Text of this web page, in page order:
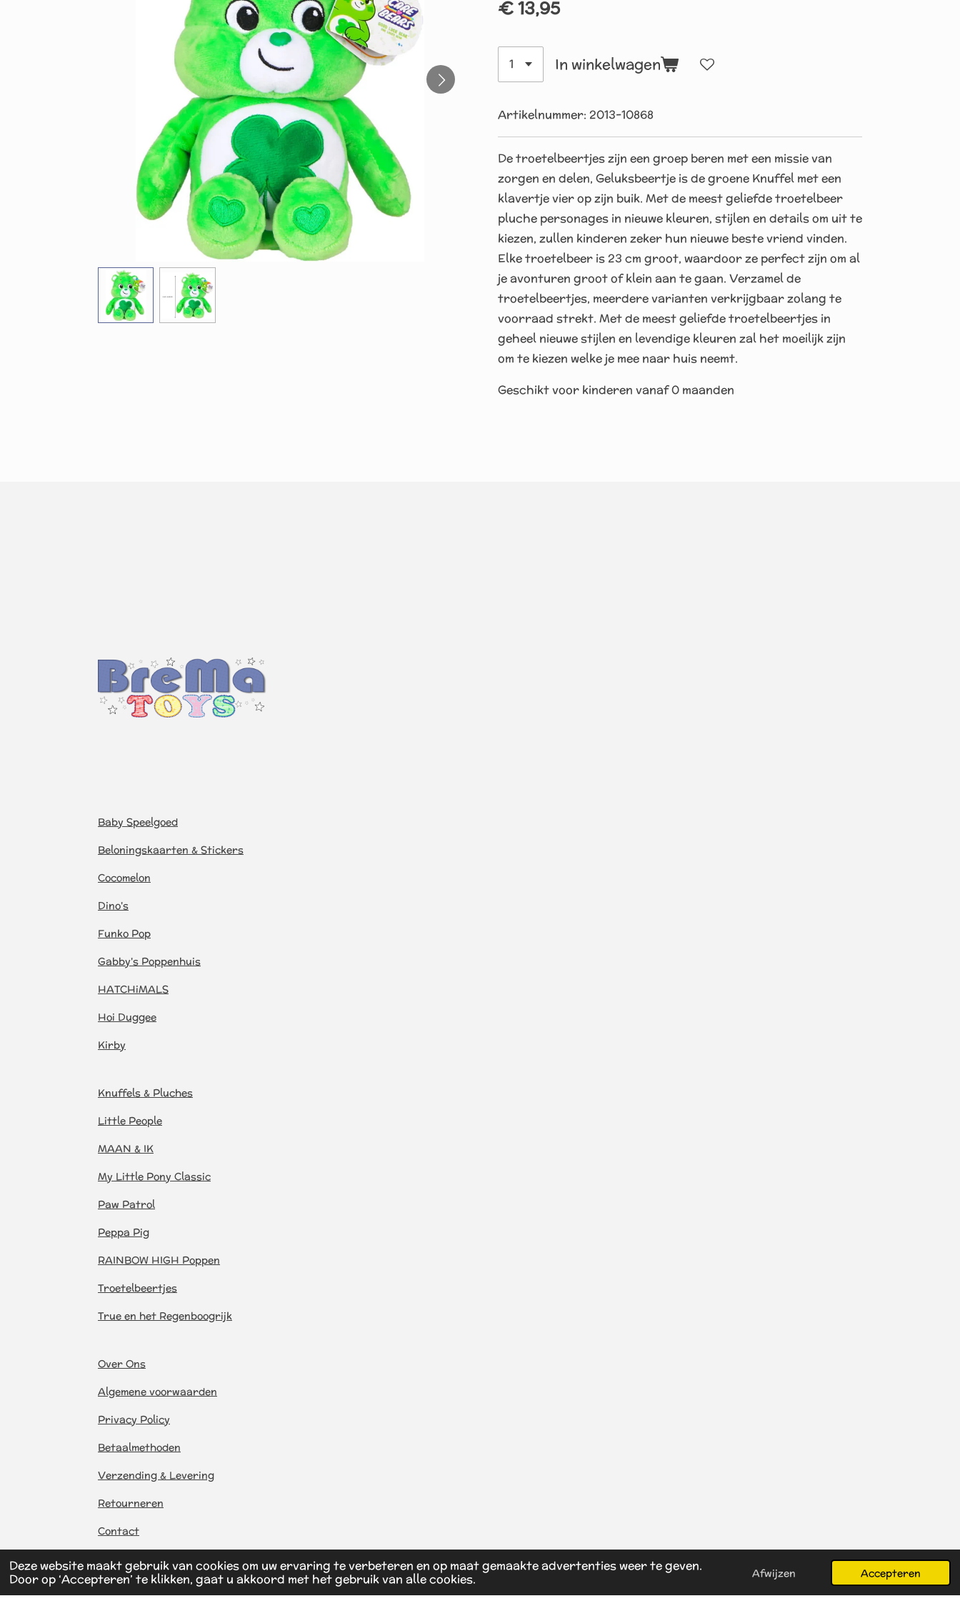
Deze website maakt gebruik van cookies om uw ervaring te verbeteren en op maat gemaakte advertenties weer te geven.
Door op ‘Accepteren’ te klikken, gaat u akkoord met het gebruik van alle cookies.
Afwijzen Accepteren
€ 13,95
In winkelwagen
Artikelnummer: 2013-10868
De troetelbeertjes zijn een groep beren met een missie van
zorgen en delen, Geluksbeertje is de groene Knuffel met een
klavertje vier op zijn buik. Met de meest geliefde troetelbeer
pluche personages in nieuwe kleuren, stijlen en details om uit te
kiezen, zullen kinderen zeker hun nieuwe beste vriend vinden.
Elke troetelbeer is 23 cm groot, waardoor ze perfect zijn om al
je avonturen groot of klein aan te gaan. Verzamel de
troetelbeertjes, meerdere varianten verkrijgbaar zolang te
voorraad strekt. Met de meest geliefde troetelbeertjes in
geheel nieuwe stijlen en levendige kleuren zal het moeilijk zijn
om te kiezen welke je mee naar huis neemt.
Geschikt voor kinderen vanaf 0 maanden
Baby Speelgoed
Beloningskaarten & Stickers
Cocomelon
Dino's
Funko Pop
Gabby's Poppenhuis
HATCHiMALS
Hoi Duggee
Kirby
Knuffels & Pluches
Little People
MAAN & IK
My Little Pony Classic
Paw Patrol
Peppa Pig
RAINBOW HIGH Poppen
Troetelbeertjes
True en het Regenboogrijk
Over Ons
Algemene voorwaarden
Privacy Policy
Betaalmethoden
Verzending & Levering
Retourneren
Contact
© 2026 BreMaToys